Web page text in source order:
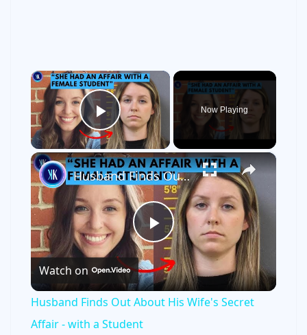
×
Play Video
Now Playing
×
P
l
Husband Finds Out About His Wife's Secret Affair - with a Student
Watch on
Husband Finds Out About His Wife's Secret
Affair - with a Student